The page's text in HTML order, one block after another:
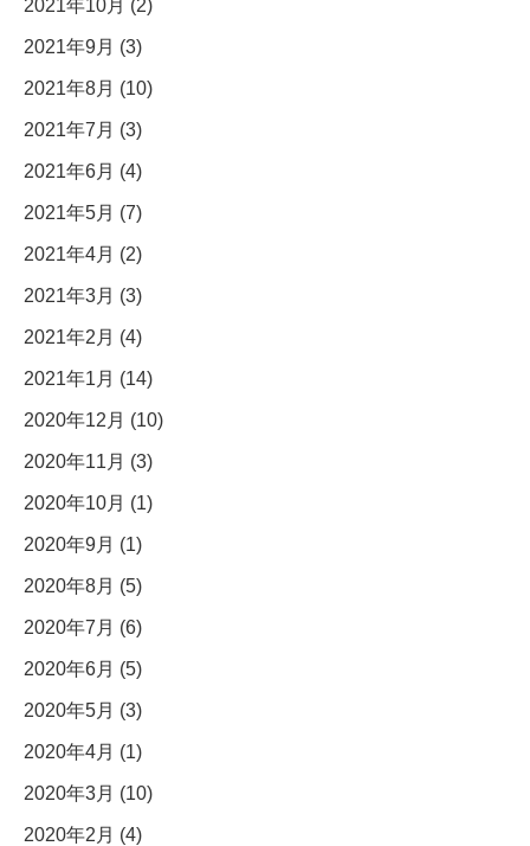
2021年10月 (2)
2021年9月 (3)
2021年8月 (10)
2021年7月 (3)
2021年6月 (4)
2021年5月 (7)
2021年4月 (2)
2021年3月 (3)
2021年2月 (4)
2021年1月 (14)
2020年12月 (10)
2020年11月 (3)
2020年10月 (1)
2020年9月 (1)
2020年8月 (5)
2020年7月 (6)
2020年6月 (5)
2020年5月 (3)
2020年4月 (1)
2020年3月 (10)
2020年2月 (4)